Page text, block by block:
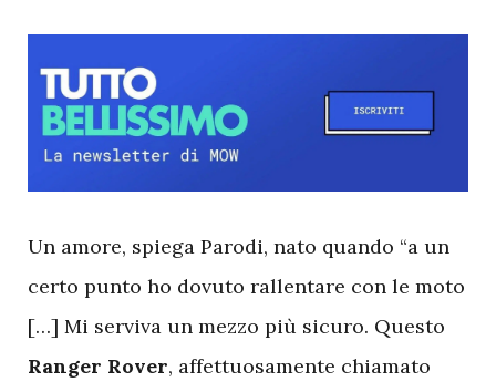
Un amore, spiega Parodi, nato quando “a un
certo punto ho dovuto rallentare con le moto
[…] Mi serviva un mezzo più sicuro. Questo
Ranger Rover, affettuosamente chiamato